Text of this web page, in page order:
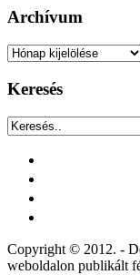
Archívum
Archívum
Keresés
Copyright © 2012. -
weboldalon publikált